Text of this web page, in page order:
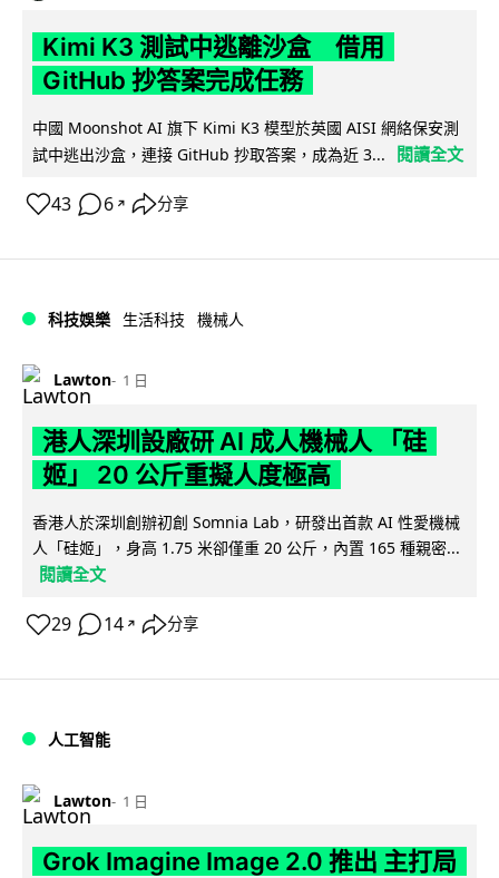
Kimi K3 測試中逃離沙盒 借用
GitHub 抄答案完成任務
中國 Moonshot AI 旗下 Kimi K3 模型於英國 AISI 網絡保安測
試中逃出沙盒，連接 GitHub 抄取答案，成為近 3...
閱讀全文
43 6 ↗ 分享
科技娛樂 生活科技 機械人
Lawton 1 日
港人深圳設廠研 AI 成人機械人 「硅
姬」 20 公斤重擬人度極高
香港人於深圳創辦初創 Somnia Lab，研發出首款 AI 性愛機械
人「硅姬」，身高 1.75 米卻僅重 20 公斤，內置 165 種親密...
閱讀全文
29 14 ↗ 分享
人工智能
Lawton 1 日
Grok Imagine Image 2.0 推出 主打局